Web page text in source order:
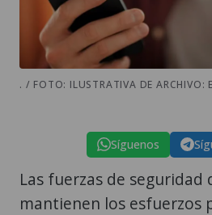
. / FOTO: ILUSTRATIVA DE ARCHIVO:
Síguenos
Las fuerzas de seguridad
mantienen los esfuerzos